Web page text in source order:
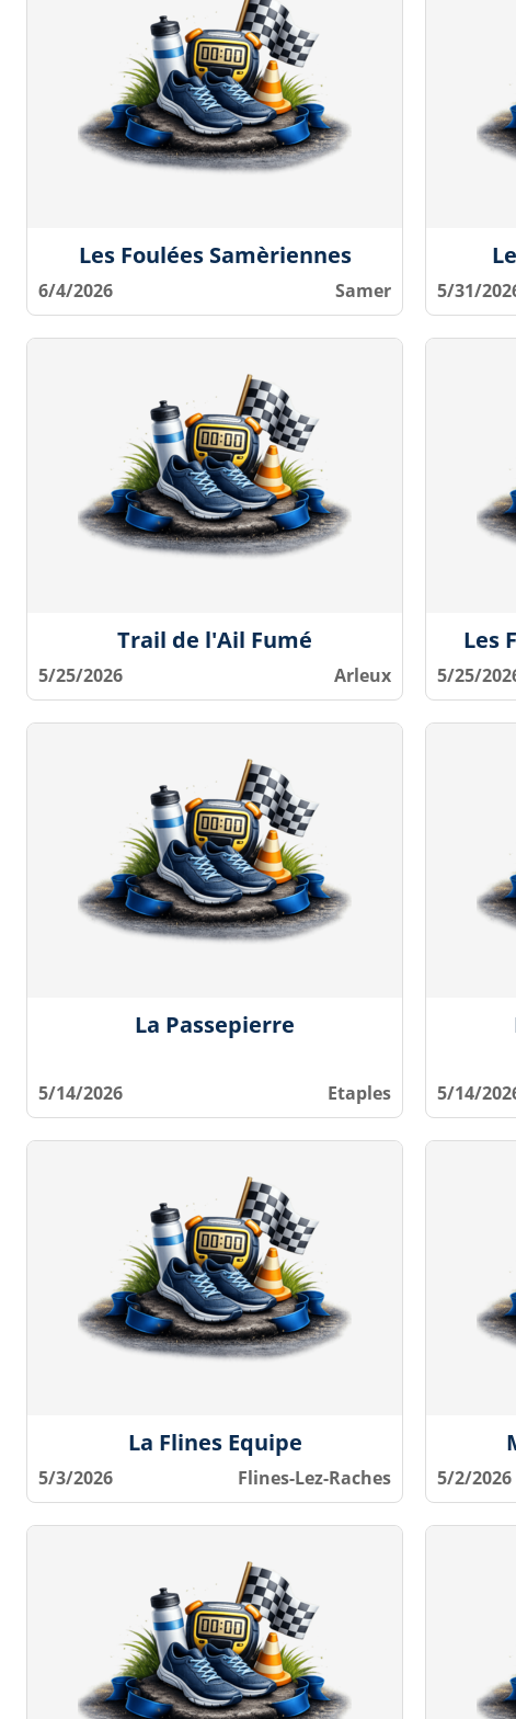
Les Foulées Samèriennes
6/4/2026 Samer 5/31/
Trail de l'Ail Fumé
5/25/2026 Arleux
Les
5/25/
La Passepierre
5/14/2026 Etaples 5/14/
La Flines Equipe
5/3/2026 Flines-Lez-Raches 5/2/2026